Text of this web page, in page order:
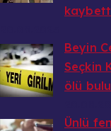
Beyin
Seçkin
ölü
Ünlü